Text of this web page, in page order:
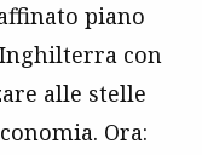
piano
con
alle stelle
Ora: